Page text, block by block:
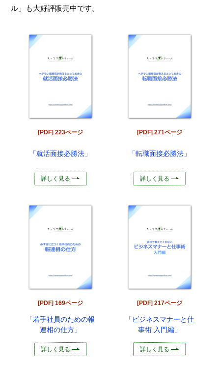
ル」も大好評販売中です。
[PDF] 223ページ
「就活面接必勝法」
詳しく見る
[PDF] 271ページ
「転職面接必勝法」
詳しく見る
[PDF] 169ページ
「若手社員のための報
連相の仕方」
詳しく見る
[PDF] 217ページ
「ビジネスマナーと仕
事術 入門編」
詳しく見る